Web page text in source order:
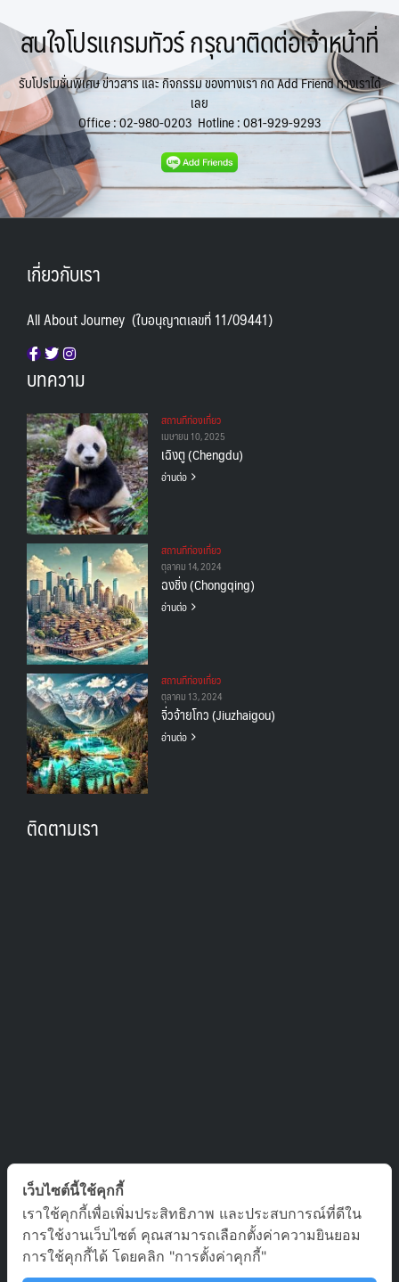
สนใจโปรแกรมทัวร์ กรุณาติดต่อเจ้าหน้าที่
รับโปรโมชั่นพิเศษ ข่าวสาร และ กิจกรรม ของทางเรา กด Add Friend ทางเราได้
เลย
Office :02-980-0203 Hotline :081-929-9293
เกี่ยวกับเรา
All About Journey (ใบอนุญาตเลขที่ 11/09441)
บทความ
สถานทีท่องเที่ยว
เมษายน 10, 2025
เฉิงตู (Chengdu)
อ่านต่อ
สถานทีท่องเที่ยว
ตุลาคม 14, 2024
ฉงชิ่ง (Chongqing)
อ่านต่อ
สถานทีท่องเที่ยว
ตุลาคม 13, 2024
จิ่วจ้ายโกว (Jiuzhaigou)
อ่านต่อ
ติดตามเรา
ติดต่อเรา
บริษัท ออล อเบ้าท์ เจอร์นีย์ จำกัด เลขที่ 5/1800 หมู่บ้านประชาชื่น
ซอย สามัคคี 63 ตำบล บางตลาด อำเภอ ปากเกร็ด นนทบุรี 11120
02-980-0203, 081-929-9293
เว็บไซต์นี้ใช้คุกกี้
เราใช้คุกกี้เพื่อเพิ่มประสิทธิภาพ และประสบการณ์ที่ดีใน
การใช้งานเว็บไซต์ คุณสามารถเลือกตั้งค่าความยินยอม
การใช้คุกกี้ได้ โดยคลิก "การตั้งค่าคุกกี้"